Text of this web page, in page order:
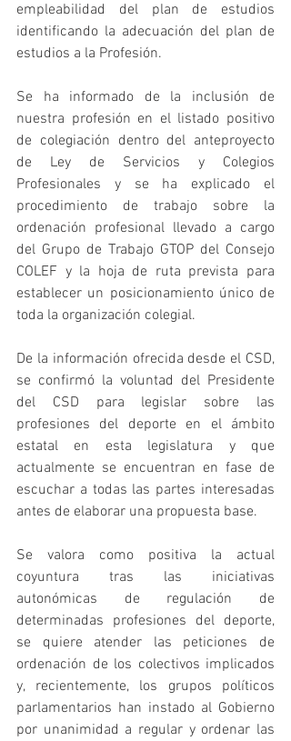
empleabilidad del plan de estudios
identificando la adecuación del plan de
estudios a la Profesión.
Se ha informado de la inclusión de
nuestra profesión en el listado positivo
de colegiación dentro del anteproyecto
de Ley de Servicios y Colegios
Profesionales y se ha explicado el
procedimiento de trabajo sobre la
ordenación profesional llevado a cargo
del Grupo de Trabajo GTOP del Consejo
COLEF y la hoja de ruta prevista para
establecer un posicionamiento único de
toda la organización colegial.
De la información ofrecida desde el CSD,
se confirmó la voluntad del Presidente
del CSD para legislar sobre las
profesiones del deporte en el ámbito
estatal en esta legislatura y que
actualmente se encuentran en fase de
escuchar a todas las partes interesadas
antes de elaborar una propuesta base.
Se valora como positiva la actual
coyuntura tras las iniciativas
autonómicas de regulación de
determinadas profesiones del deporte,
se quiere atender las peticiones de
ordenación de los colectivos implicados
y, recientemente, los grupos políticos
parlamentarios han instado al Gobierno
por unanimidad a regular y ordenar las